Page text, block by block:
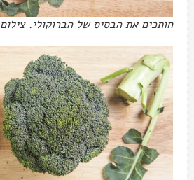
חותכים את הבסיס של הברוקולי.